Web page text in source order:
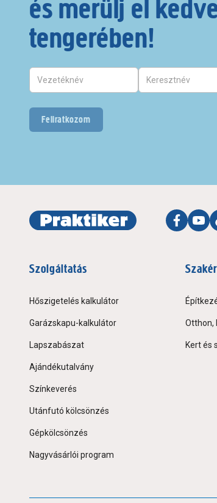
és merülj el
tengerében!
Feliratkozom
Szolgáltatás
Hőszigetelés kalkulátor
Garázskapu-kalkulátor
Lapszabászat
Ajándékutalvány
Színkeverés
Utánfutó kölcsönzés
Gépkölcsönzés
Nagyvásárlói program
Otthon,
Kert és